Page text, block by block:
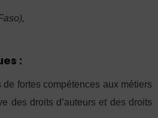
:
de fortes compétences aux métiers
des droits d’auteurs et des droits